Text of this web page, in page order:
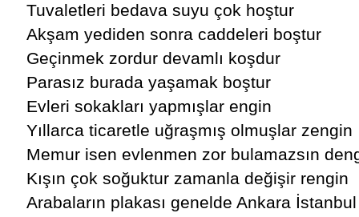
Tuvaletleri bedava suyu çok hoştur
Akşam yediden sonra caddeleri boştur
Geçinmek zordur devamlı koşdur
Parasız burada yaşamak boştur
Evleri sokakları yapmışlar engin
Yıllarca ticaretle uğraşmış olmuşlar zengin
Memur isen evlenmen zor bulamazsın
Kışın çok soğuktur zamanla değişir rengin
Arabaların plakası genelde Ankara İstanbul